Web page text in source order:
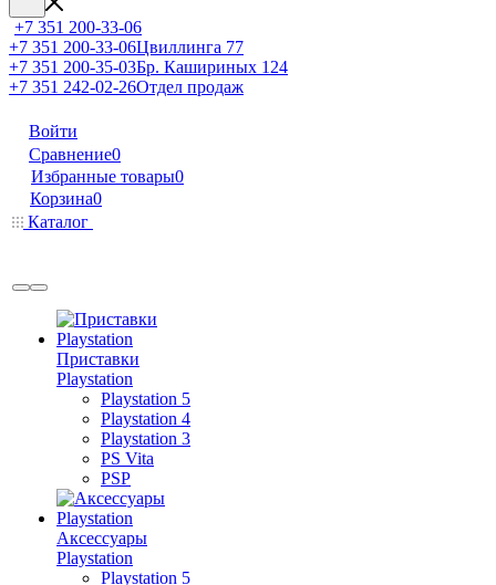
+7 351 200-33-06
+7 351 200-33-06Цвиллинга 77
+7 351 200-35-03Бр. Кашириных 124
+7 351 242-02-26Отдел продаж
Войти
Сравнение0
Избранные товары0
Корзина0
Каталог
Приставки
Playstation
Playstation 5
Playstation 4
Playstation 3
PS Vita
PSP
Аксессуары
Playstation
Playstation 5